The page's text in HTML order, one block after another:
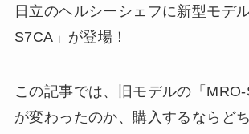
日立のヘルシーシェフに新型モデ
S7CA」が登場！
この記事では、旧モデルの「
が変わったのか、購入するならど